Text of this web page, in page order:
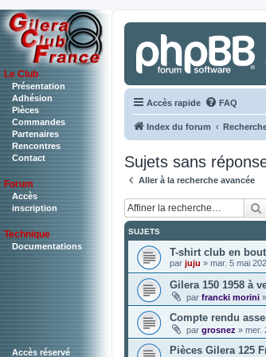
Le Club
Présentation
Adhésion
Pièces
Commandes
Partenaires
Rencontres
Contact
Forum
Accès
inscription
Technique
Documentations
Accès réservé
Accès rapide FAQ
Index du forum
Sujets sans
Aller à la recherche avancée
SUJETS
T-shirt club en
par juju » mar. 5 mai
Gilera 150 1958 à
par francki morini »
Compte rendu
par grosnez » mer.
Pièces Gilera 125